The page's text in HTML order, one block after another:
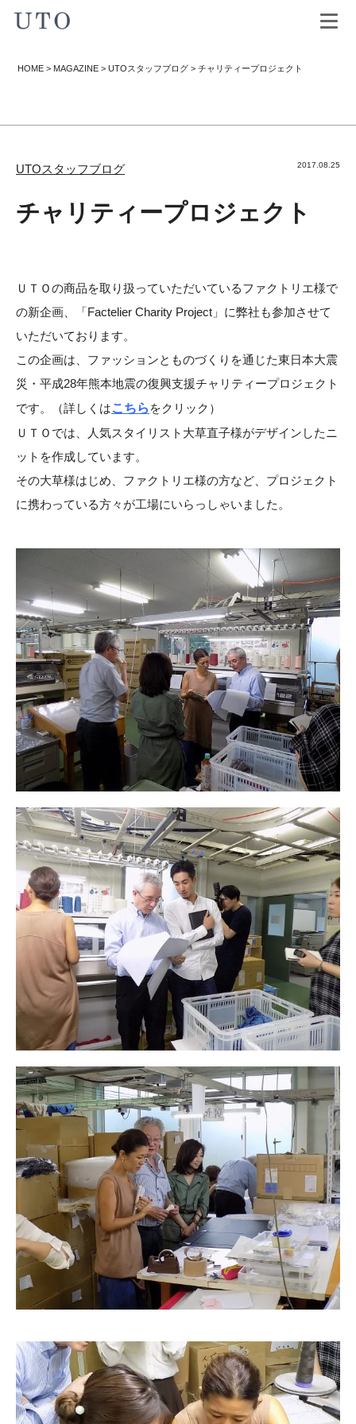
HOME > MAGAZINE >UTOスタッフブログ >チャリティープロジェクト
2017.08.25
UTOスタッフブログ
チャリティープロジェクト
ＵＴＯの商品を取り扱っていただいているファクトリエ様で
の新企画、
「Factelier Charity Project」に弊社も参加させて
いただいております。
この企画は、ファッションとものづくりを通じた東日本大震
災・平成28年熊本地震の復興支援チャリティープロジェクト
です。（詳しくはこちら をクリック）
ＵＴＯでは、人気スタイリスト大草直子様がデザインしたニ
ットを作成しています。
その大草様はじめ、ファクトリエ様の方など、プロジェクト
に携わっている方々が工場にいらっしゃいました。